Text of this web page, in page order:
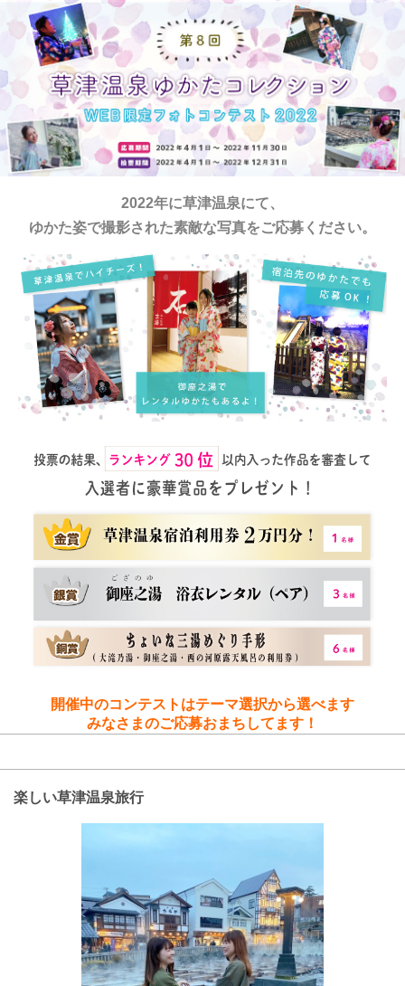
2022年に草津温泉にて、
ゆかた姿で撮影された素敵な写真をご応募ください。
開催中のコンテストはテーマ選択から選べます
みなさまのご応募おまちしてます！
楽しい草津温泉旅行